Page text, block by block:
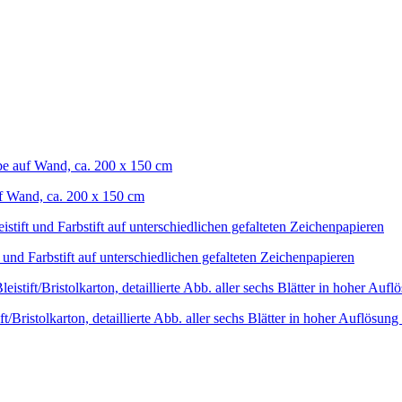
Wand, ca. 200 x 150 cm
Farbstift auf unterschiedlichen gefalteten Zeichenpapieren
Bristolkarton, detaillierte Abb. aller sechs Blätter in hoher